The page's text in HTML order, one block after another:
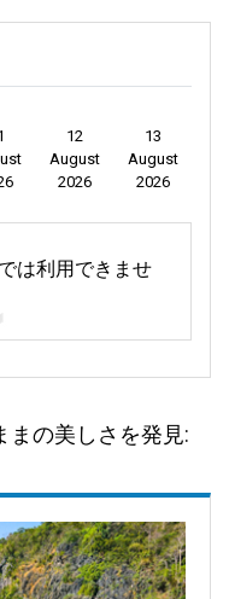
12
August
2026
13
August
2026
は利用できませ
まの美しさを発見: